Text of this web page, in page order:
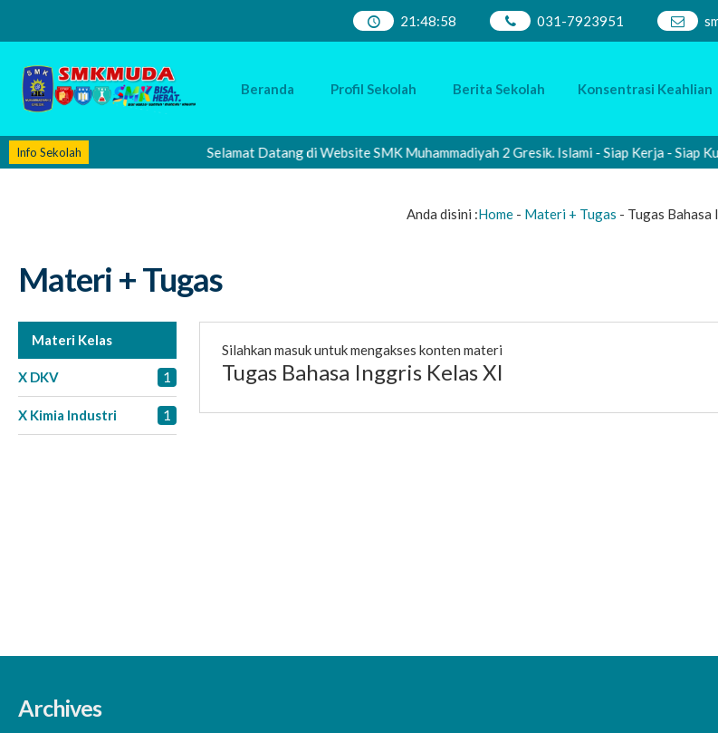
21:48:59 031-7923951
Beranda Profil Sekolah Berita Sekolah Konsentrasi Keahlian
Info Sekolah Selamat Datang di Website SMK Muhammadiyah 2 Gresik. Islami - Siap Kerja - Siap
Anda disini :Home - Materi + Tugas - Tugas Bahasa
Materi + Tugas
Materi Kelas
X DKV 1
X Kimia Industri 1
Silahkan masuk untuk mengakses konten materi
Tugas Bahasa Inggris Kelas XI
Archives